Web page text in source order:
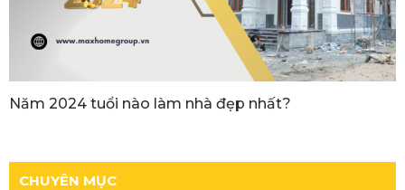
Năm 2024 tuổi nào làm nhà đẹp nhất?
CHUYÊN MỤC